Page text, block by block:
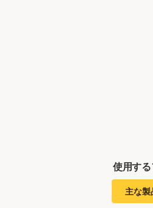
使用す
主な製